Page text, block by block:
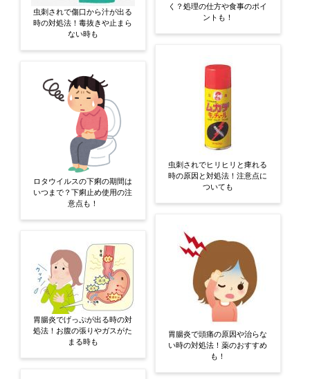
虫刺されで傷口から汁が出る
時の対処法！毒抜きや止まら
ない時も
ロタウイルスの下痢の期間は
いつまで？下痢止め使用の注
意点も！
胃腸炎でげっぷが出る時の対
処法！お腹の張りやガスがた
まる時も
く？処理の仕方や食事のポイ
ントも！
虫刺されでヒリヒリと痺れる
時の原因と対処法！注意点に
ついても
胃腸炎で頭痛の原因や治らな
い時の対処法！薬のおすすめ
も！